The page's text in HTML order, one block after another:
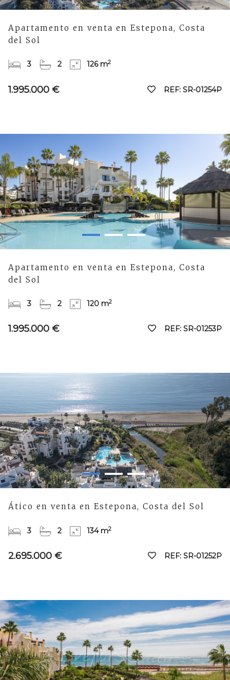
Apartamento en venta en Estepona, Costa
del Sol
3 2 126 m2
1.995.000 € REF: SR-01254P
Apartamento en venta en Estepona, Costa
del Sol
3 2 120 m2
1.995.000 € REF: SR-01253P
Ático en venta en Estepona, Costa del Sol
3 2 134 m2
2.695.000 € REF: SR-01252P